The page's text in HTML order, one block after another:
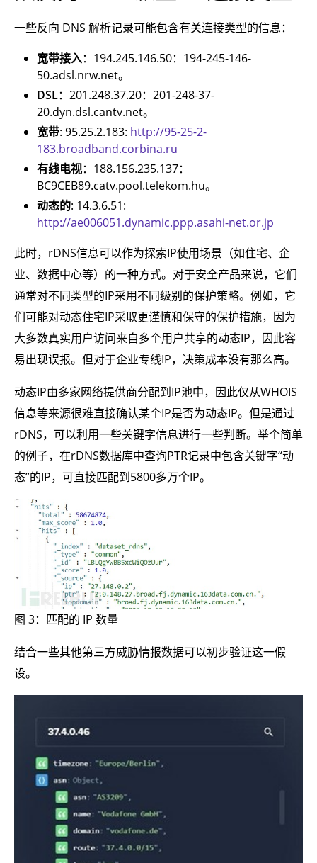
一些反向 DNS 解析记录可能包含有关连接类型的信息：
宽带接入：194.245.146.50：194-245-146-
50.adsl.nrw.net。
DSL：201.248.37.20：201-248-37-
20.dyn.dsl.cantv.net。
宽带: 95.25.2.183: http://95-25-2-
183.broadband.corbina.ru
有线电视：188.156.235.137：
BC9CEB89.catv.pool.telekom.hu。
动态的: 14.3.6.51:
http://ae006051.dynamic.ppp.asahi-net.or.jp
此时，rDNS信息可以作为探索IP使用场景（如住宅、企
业、数据中心等）的一种方式。对于安全产品来说，它们
通常对不同类型的IP采用不同级别的保护策略。例如，它
们可能对动态住宅IP采取更谨慎和保守的保护措施，因为
大多数真实用户访问来自多个用户共享的动态IP，因此容
易出现误报。但对于企业专线IP，决策成本没有那么高。
动态IP由多家网络提供商分配到IP池中，因此仅从WHOIS
信息等来源很难直接确认某个IP是否为动态IP。但是通过
rDNS，可以利用一些关键字信息进行一些判断。举个简单
的例子，在rDNS数据库中查询PTR记录中包含关键字“动
态”的IP，可直接匹配到5800多万个IP。
图 3：匹配的 IP 数量
结合一些其他第三方威胁情报数据可以初步验证这一假
设。